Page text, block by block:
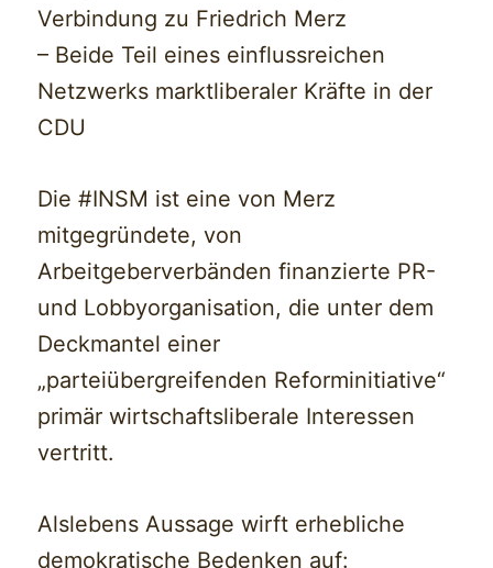
Verbindung zu Friedrich Merz
– Beide Teil eines einflussreichen
Netzwerks marktliberaler Kräfte in der
CDU
Die #INSM ist eine von Merz
mitgegründete, von
Arbeitgeberverbänden finanzierte PR-
und Lobbyorganisation, die unter dem
Deckmantel einer
„parteiübergreifenden Reforminitiative“
primär wirtschaftsliberale Interessen
vertritt.
Alslebens Aussage wirft erhebliche
demokratische Bedenken auf: